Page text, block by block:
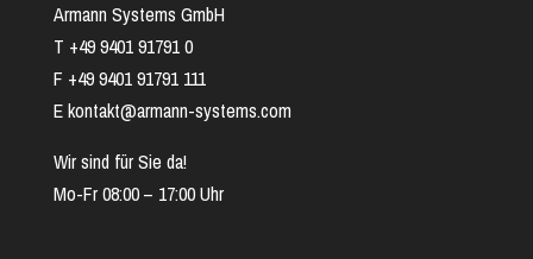
Armann Systems GmbH
T +49 9401 91791 0
F +49 9401 91791 111
E kontakt@armann-systems.com
Wir sind für Sie da!
Mo-Fr 08:00 – 17:00 Uhr